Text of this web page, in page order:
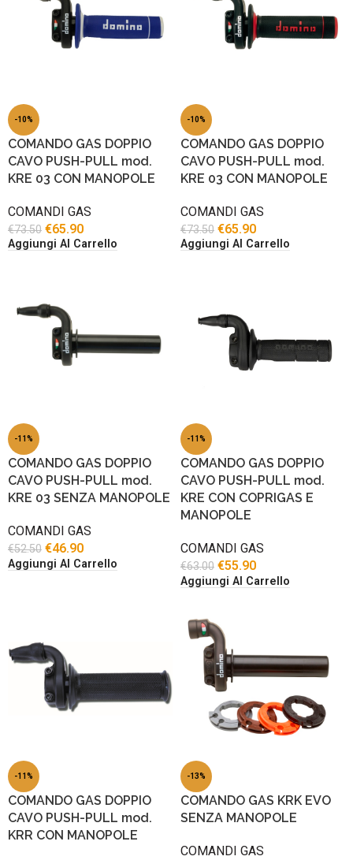
-10%
COMANDO GAS DOPPIO
CAVO PUSH-PULL mod.
KRE 03 CON MANOPOLE
COMANDI GAS
€73.50 €65.90
Aggiungi Al Carrello
-10%
COMANDO GAS DOPPIO
CAVO PUSH-PULL mod.
KRE 03 CON MANOPOLE
COMANDI GAS
€73.50 €65.90
Aggiungi Al Carrello
-11%
COMANDO GAS DOPPIO
CAVO PUSH-PULL mod.
KRE 03 SENZA MANOPOLE
COMANDI GAS
€52.50 €46.90
Aggiungi Al Carrello
-11%
COMANDO GAS DOPPIO
CAVO PUSH-PULL mod.
KRE CON COPRIGAS E
MANOPOLE
COMANDI GAS
€63.00 €55.90
Aggiungi Al Carrello
-11%
COMANDO GAS DOPPIO
CAVO PUSH-PULL mod.
KRR CON MANOPOLE
-13%
COMANDO GAS KRK EVO
SENZA MANOPOLE
COMANDI GAS